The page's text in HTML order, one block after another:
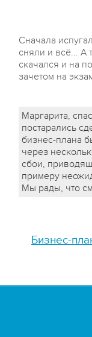
Сначала
сняли и всё... А
скачался и на
зачетом на
Маргарита,
постарались
бизнес-плана
через
сбои,
примеру
Мы рады, что
Бизнес-